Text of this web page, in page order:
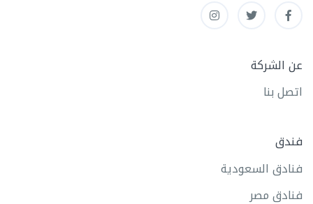
عن الشركة
اتصل بنا
فندق
فنادق السعودية
فنادق مصر